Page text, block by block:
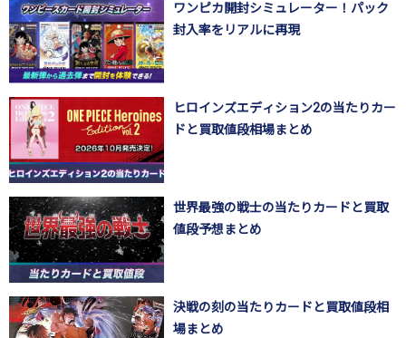
ワンピカ開封シミュレーター！パック
封入率をリアルに再現
ヒロインズエディション2の当たりカー
ドと買取値段相場まとめ
世界最強の戦士の当たりカードと買取
値段予想まとめ
決戦の刻の当たりカードと買取値段相
場まとめ